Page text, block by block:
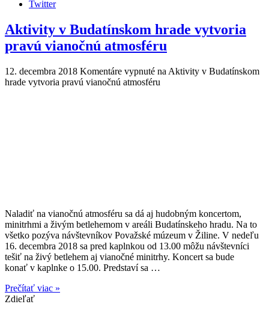
Twitter
Aktivity v Budatínskom hrade vytvoria
pravú vianočnú atmosféru
12. decembra 2018 Komentáre vypnuté na Aktivity v Budatínskom
hrade vytvoria pravú vianočnú atmosféru
Naladiť na vianočnú atmosféru sa dá aj hudobným koncertom,
minitrhmi a živým betlehemom v areáli Budatínskeho hradu. Na to
všetko pozýva návštevníkov Považské múzeum v Žiline. V nedeľu
16. decembra 2018 sa pred kaplnkou od 13.00 môžu návštevníci
tešiť na živý betlehem aj vianočné minitrhy. Koncert sa bude
konať v kaplnke o 15.00. Predstaví sa …
Prečítať viac »
Zdieľať